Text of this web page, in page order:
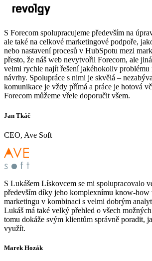
S Forecom spolupracujeme především na
ale také na celkové marketingové podpoře,
nebo nastavení procesů v HubSpotu mezi
přesto, že náš web nevytvořil Forecom, ale
velmi rychle najít řešení jakéhokoliv problému
návrhy. Spolupráce s nimi je skvělá –
komunikace je vždy přímá a práce je hotová
Forecom můžeme vřele doporučit všem.
Jan Tkáč
CEO, Ave Soft
S Lukášem Lískovcem se mi spolupracovalo
především díky jeho komplexnímu know-
marketingu v kombinaci s velmi dobrým
Lukáš má také velký přehled o všech
tomu dokáže svým klientům správně poradit,
využít.
Marek Hozák